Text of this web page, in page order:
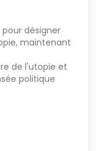
désigner
maintenant
de l'utopie et
politique